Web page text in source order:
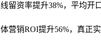
留资率提升38%，平均开
营销ROI提升56%，真正